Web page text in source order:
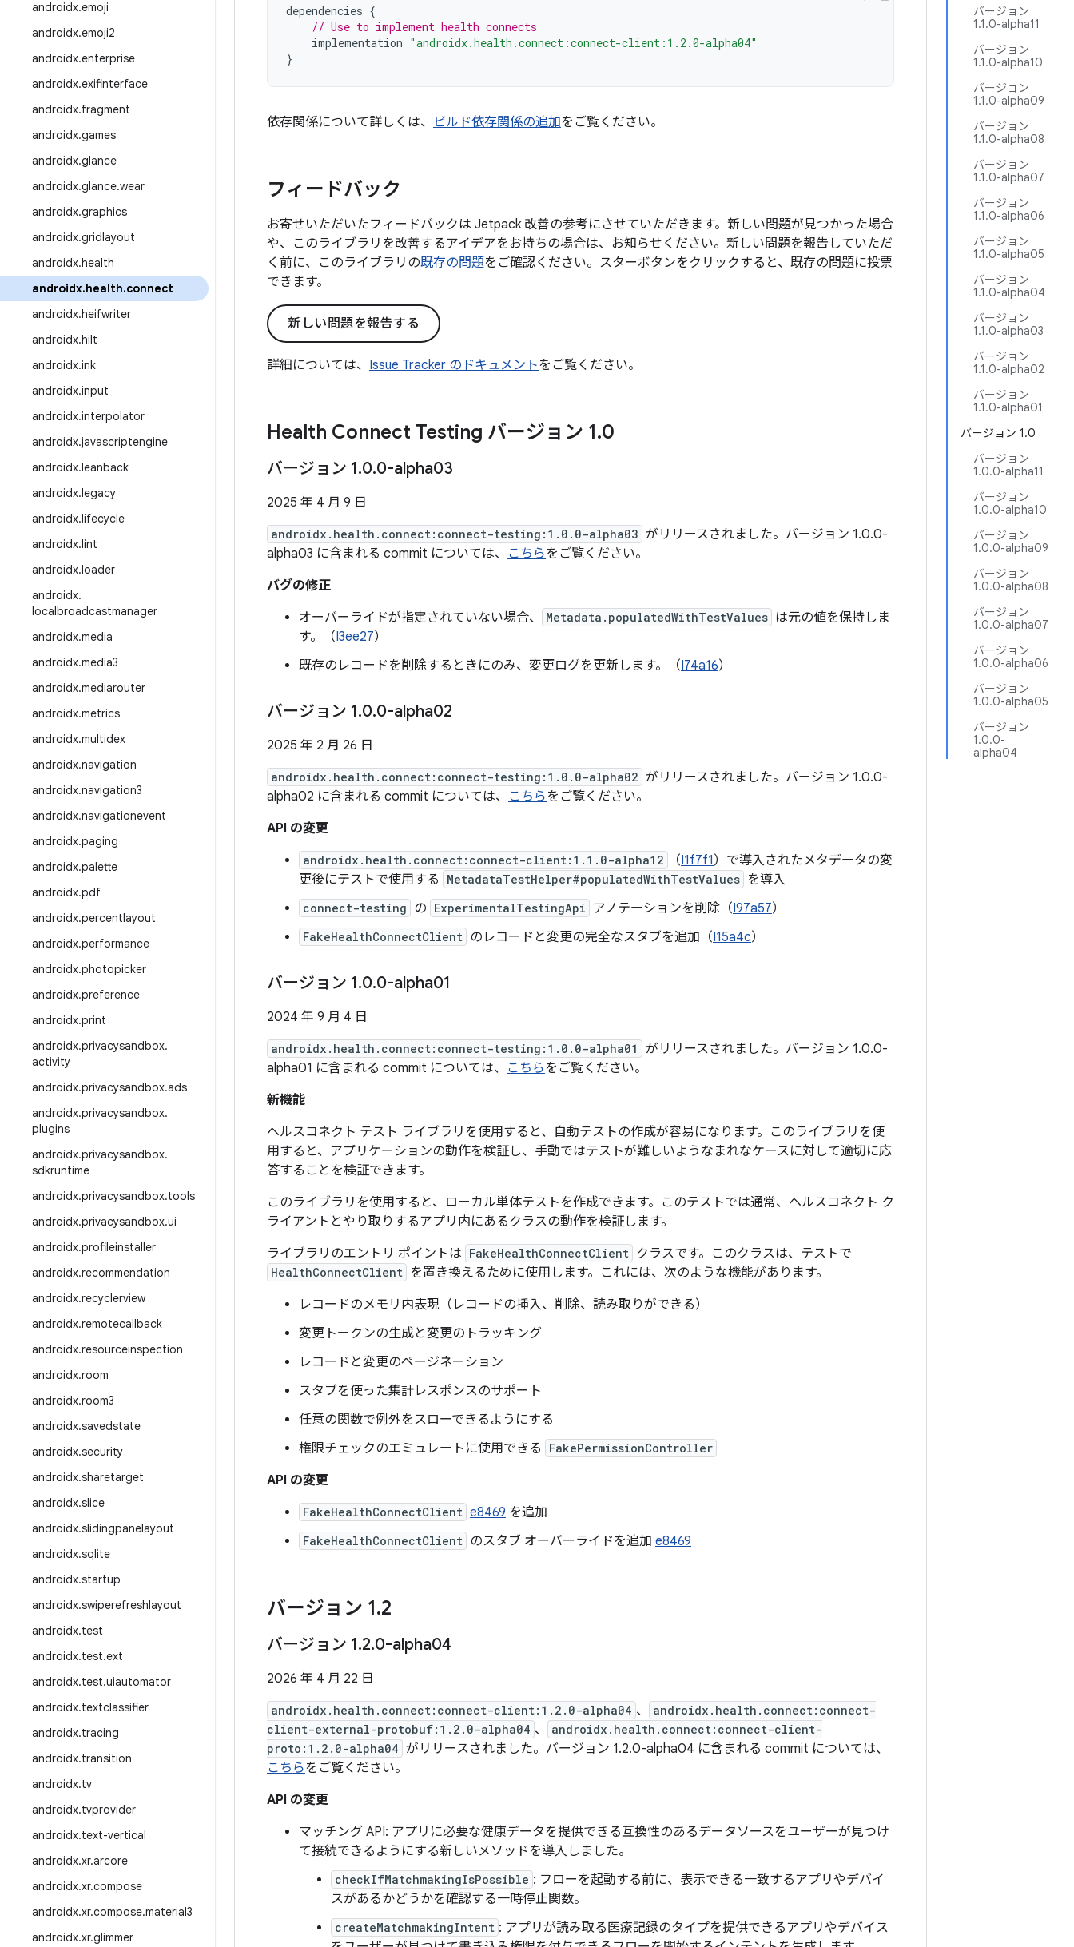
androidx.emoji
androidx.emoji2
androidx.enterprise
androidx.exifinterface
androidx.fragment
androidx.games
androidx.glance
androidx.glance.wear
androidx.graphics
androidx.gridlayout
androidx.health
androidx.health.connect
androidx.heifwriter
androidx.hilt
androidx.ink
androidx.input
androidx.interpolator
androidx.javascriptengine
androidx.leanback
androidx.legacy
androidx.lifecycle
androidx.lint
androidx.loader
androidx.
localbroadcastmanager
androidx.media
androidx.media3
androidx.mediarouter
androidx.metrics
androidx.multidex
androidx.navigation
androidx.navigation3
androidx.navigationevent
androidx.paging
androidx.palette
androidx.pdf
androidx.percentlayout
androidx.performance
androidx.photopicker
androidx.preference
androidx.print
androidx.privacysandbox.
activity
androidx.privacysandbox.ads
androidx.privacysandbox.
plugins
androidx.privacysandbox.
sdkruntime
androidx.privacysandbox.tools
androidx.privacysandbox.ui
androidx.profileinstaller
androidx.recommendation
androidx.recyclerview
androidx.remotecallback
androidx.resourceinspection
androidx.room
androidx.room3
androidx.savedstate
androidx.security
androidx.sharetarget
androidx.slice
androidx.slidingpanelayout
androidx.sqlite
androidx.startup
androidx.swiperefreshlayout
androidx.test
androidx.test.ext
androidx.test.uiautomator
androidx.textclassifier
androidx.tracing
androidx.transition
androidx.tv
androidx.tvprovider
androidx.text-vertical
androidx.xr.arcore
androidx.xr.compose
androidx.xr.compose.material3
androidx.xr.glimmer
バージョン
1.1.0-alpha11
バージョン
1.1.0-alpha10
バージョン
1.1.0-alpha09
バージョン
1.1.0-alpha08
バージョン
1.1.0-alpha07
バージョン
1.1.0-alpha06
バージョン
1.1.0-alpha05
バージョン
1.1.0-alpha04
バージョン
1.1.0-alpha03
バージョン
1.1.0-alpha02
バージョン
1.1.0-alpha01
バージョン 1.0
バージョン
1.0.0-alpha11
バージョン
1.0.0-alpha10
バージョン
1.0.0-alpha09
バージョン
1.0.0-alpha08
バージョン
1.0.0-alpha07
バージョン
1.0.0-alpha06
バージョン
1.0.0-alpha05
バージョン
1.0.0-
alpha04
dependencies {
// Use to implement health connects
implementation "androidx.health.connect:connect-client:1.2.0-alpha04"
}
依存関係について詳しくは、 ビルド依存関係の追加をご覧ください。
フィードバック
お寄せいただいたフィードバックは Jetpack 改善の参考にさせていただきます。新しい問題が見つかった場合
や、このライブラリを改善するアイデアをお持ちの場合は、お知らせください。新しい問題を報告していただ
く前に、このライブラリの既存の問題をご確認ください。スターボタンをクリックすると、既存の問題に投票
できます。
新しい問題を報告する
詳細については、 Issue Tracker のドキュメントをご覧ください。
Health Connect Testing バージョン 1.0
バージョン 1.0.0-alpha03
2025 年 4 月 9 日
androidx.health.connect:connect-testing:1.0.0-alpha03 がリリースされました。バージョン 1.0.0-
alpha03 に含まれる commit については、 こちらをご覧ください。
バグの修正
オーバーライドが指定されていない場合、
Metadata.populatedWithTestValues は元の値を保持しま
す。（I3ee27）
既存のレコードを削除するときにのみ、変更ログを更新します。（I74a16）
バージョン 1.0.0-alpha02
2025 年 2 月 26 日
androidx.health.connect:connect-testing:1.0.0-alpha02 がリリースされました。バージョン 1.0.0-
alpha02 に含まれる commit については、 こちらをご覧ください。
API の変更
androidx.health.connect:connect-client:1.1.0-alpha12 （I1f7f1）で導入されたメタデータの変
更後にテストで使用する
MetadataTestHelper#populatedWithTestValues を導入
connect-testing の ExperimentalTestingApi アノテーションを削除（I97a57）
FakeHealthConnectClient のレコードと変更の完全なスタブを追加（I15a4c）
バージョン 1.0.0-alpha01
2024 年 9 月 4 日
androidx.health.connect:connect-testing:1.0.0-alpha01
がリリースされました。バージョン 1.0.0-
alpha01 に含まれる commit については、 こちらをご覧ください。
新機能
ヘルスコネクト テスト ライブラリを使用すると、自動テストの作成が容易になります。このライブラリを使
用すると、アプリケーションの動作を検証し、手動ではテストが難しいようなまれなケースに対して適切に応
答することを検証できます。
このライブラリを使用すると、ローカル単体テストを作成できます。このテストでは通常、ヘルスコネクト ク
ライアントとやり取りするアプリ内にあるクラスの動作を検証します。
ライブラリのエントリ ポイントは FakeHealthConnectClient クラスです。このクラスは、テストで
HealthConnectClient を置き換えるために使用します。これには、次のような機能があります。
レコードのメモリ内表現（レコードの挿入、削除、読み取りができる）
変更トークンの生成と変更のトラッキング
レコードと変更のページネーション
スタブを使った集計レスポンスのサポート
任意の関数で例外をスローできるようにする
権限チェックのエミュレートに使用できる
FakePermissionController
API の変更
FakeHealthConnectClient e8469 を追加
FakeHealthConnectClient のスタブ オーバーライドを追加 e8469
バージョン 1.2
バージョン 1.2.0-alpha04
2026 年 4 月 22 日
androidx.health.connect:connect-client:1.2.0-alpha04 、
androidx.health.connect:connect-
client-external-protobuf:1.2.0-alpha04 、
androidx.health.connect:connect-client-
proto:1.2.0-alpha04 がリリースされました。バージョン 1.2.0-alpha04 に含まれる commit については、
こちらをご覧ください。
API の変更
マッチング API: アプリに必要な健康データを提供できる互換性のあるデータソースをユーザーが見つけ
て接続できるようにする新しいメソッドを導入しました。
checkIfMatchmakingIsPossible : フローを起動する前に、表示できる一致するアプリやデバイ
スがあるかどうかを確認する一時停止関数。
createMatchmakingIntent : アプリが読み取る医療記録のタイプを提供できるアプリやデバイス